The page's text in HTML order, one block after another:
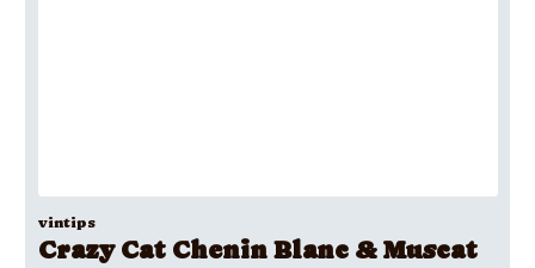
vintips
Crazy Cat Chenin Blanc & Muscat